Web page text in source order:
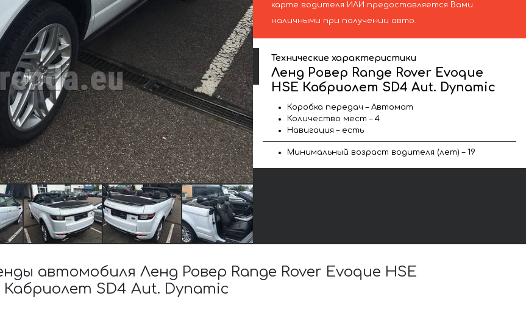
карте водителя ИЛИ предоставляется Вами
наличными при получении авто.
Технические характеристики
Ленд Ровер Range Rover Evoque
HSE Кабриолет SD4 Aut. Dynamic
Коробка передач – Автомат
Количество мест – 4
Навигация – есть
Минимальный возраст водителя (лет) – 19
автомобиля Ленд Ровер Range Rover Evoque HSE
Кабриолет SD4 Aut. Dynamic